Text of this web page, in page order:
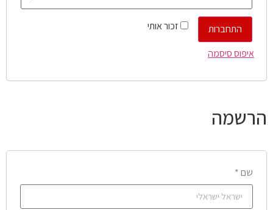
זכור אותי
התחברות
איפוס סיסמה
הרשמה
שם *